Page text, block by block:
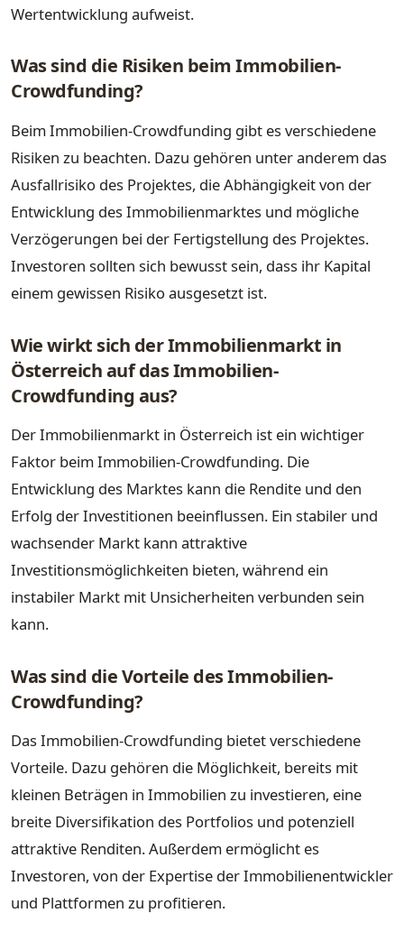
Wertentwicklung aufweist.
Was sind die Risiken beim Immobilien-
Crowdfunding?
Beim Immobilien-Crowdfunding gibt es verschiedene
Risiken zu beachten. Dazu gehören unter anderem das
Ausfallrisiko des Projektes, die Abhängigkeit von der
Entwicklung des Immobilienmarktes und mögliche
Verzögerungen bei der Fertigstellung des Projektes.
Investoren sollten sich bewusst sein, dass ihr Kapital
einem gewissen Risiko ausgesetzt ist.
Wie wirkt sich der Immobilienmarkt in
Österreich auf das Immobilien-
Crowdfunding aus?
Der Immobilienmarkt in Österreich ist ein wichtiger
Faktor beim Immobilien-Crowdfunding. Die
Entwicklung des Marktes kann die Rendite und den
Erfolg der Investitionen beeinflussen. Ein stabiler und
wachsender Markt kann attraktive
Investitionsmöglichkeiten bieten, während ein
instabiler Markt mit Unsicherheiten verbunden sein
kann.
Was sind die Vorteile des Immobilien-
Crowdfunding?
Das Immobilien-Crowdfunding bietet verschiedene
Vorteile. Dazu gehören die Möglichkeit, bereits mit
kleinen Beträgen in Immobilien zu investieren, eine
breite Diversifikation des Portfolios und potenziell
attraktive Renditen. Außerdem ermöglicht es
Investoren, von der Expertise der Immobilienentwickler
und Plattformen zu profitieren.